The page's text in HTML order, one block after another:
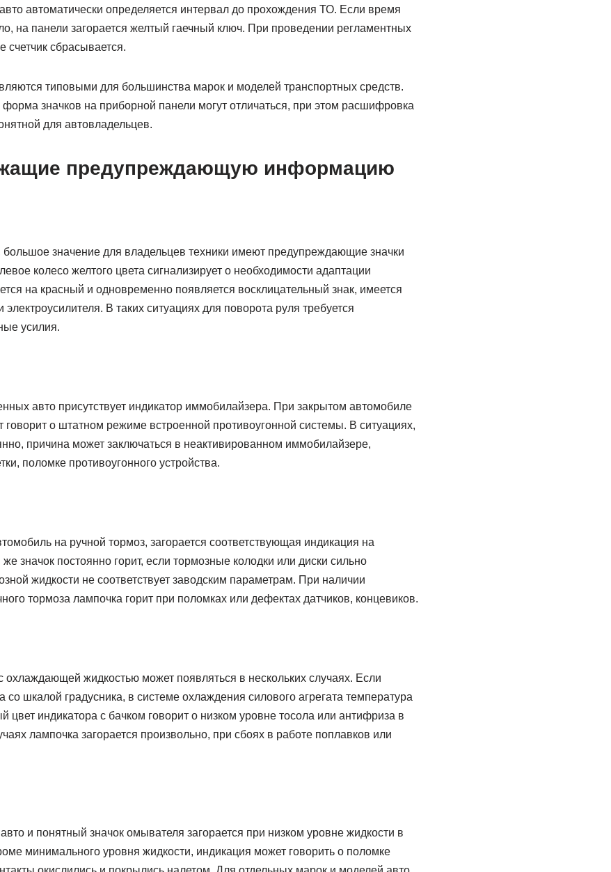
автоматически определяется интервал до прохождения ТО. Если время
на панели загорается желтый гаечный ключ. При проведении регламентных
счетчик сбрасывается.
типовыми для большинства марок и моделей транспортных средств.
значков на приборной панели могут отличаться, при этом расшифровка
для автовладельцев.
предупреждающую информацию
значение для владельцев техники имеют предупреждающие значки
колесо желтого цвета сигнализирует о необходимости адаптации
на красный и одновременно появляется восклицательный знак, имеется
электроусилителя. В таких ситуациях для поворота руля требуется
усилия.
авто присутствует индикатор иммобилайзера. При закрытом автомобиле
говорит о штатном режиме встроенной противоугонной системы. В ситуациях,
причина может заключаться в неактивированном иммобилайзере,
поломке противоугонного устройства.
на ручной тормоз, загорается соответствующая индикация на
значок постоянно горит, если тормозные колодки или диски сильно
жидкости не соответствует заводским параметрам. При наличии
тормоза лампочка горит при поломках или дефектах датчиков, концевиков.
охлаждающей жидкостью может появляться в нескольких случаях. Если
со шкалой градусника, в системе охлаждения силового агрегата температура
индикатора с бачком говорит о низком уровне тосола или антифриза в
лампочка загорается произвольно, при сбоях в работе поплавков или
и понятный значок омывателя загорается при низком уровне жидкости в
минимального уровня жидкости, индикация может говорить о поломке